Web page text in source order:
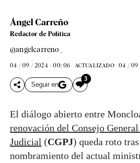
Ángel Carreño
Redactor de Política
@angelcarreno_
04 / 09 / 2024 - 00: 06 ACTUALIZADO 04 / 09
Seguir en
3
El diálogo abierto entre
renovación del Consejo
Judicial (CGPJ) queda roto
nombramiento del actual